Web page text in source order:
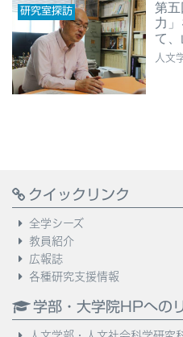
研究室探訪
第
力
て、
人
クイックリンク
全学シーズ
教員紹介
広報誌
各種研究支援情報
学部・大学院HPへの